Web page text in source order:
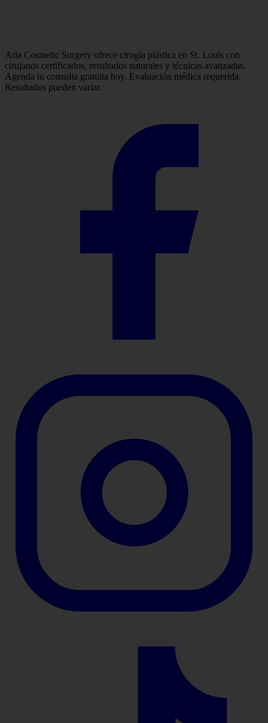
Aria Cosmetic Surgery ofrece cirugía plástica en St. Louis con
cirujanos certificados, resultados naturales y técnicas avanzadas.
Agenda tu consulta gratuita hoy. Evaluación médica requerida.
Resultados pueden variar.